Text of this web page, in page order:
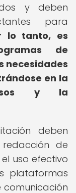
y deben
para
lo tanto, es
de
necesidades
en la
y la
deben
de
uso efectivo
plataformas
comunicación